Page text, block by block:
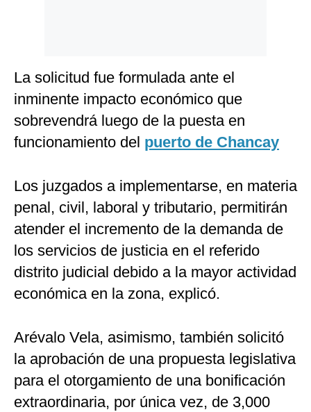
La solicitud fue formulada ante el
inminente impacto económico que
sobrevendrá luego de la puesta en
funcionamiento del puerto de Chancay
Los juzgados a implementarse, en materia
penal, civil, laboral y tributario, permitirán
atender el incremento de la demanda de
los servicios de justicia en el referido
distrito judicial debido a la mayor actividad
económica en la zona, explicó.
Arévalo Vela, asimismo, también solicitó
la aprobación de una propuesta legislativa
para el otorgamiento de una bonificación
extraordinaria, por única vez, de 3,000